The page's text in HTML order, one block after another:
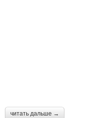
читать дальше →